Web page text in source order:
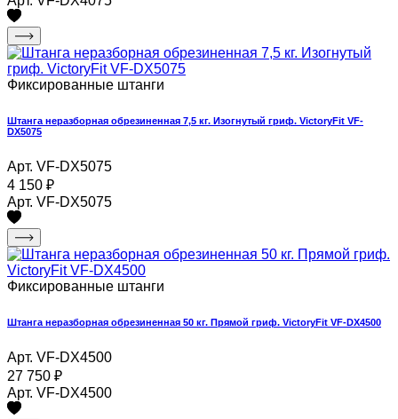
Фиксированные штанги
Штанга неразборная обрезиненная 7,5 кг. Изогнутый гриф. VictoryFit VF-
DX5075
Арт. VF-DX5075
4 150 ₽
Арт. VF-DX5075
Фиксированные штанги
Штанга неразборная обрезиненная 50 кг. Прямой гриф. VictoryFit VF-DX4500
Арт. VF-DX4500
27 750 ₽
Арт. VF-DX4500